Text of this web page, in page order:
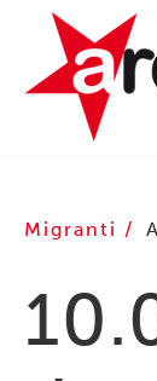
Migranti